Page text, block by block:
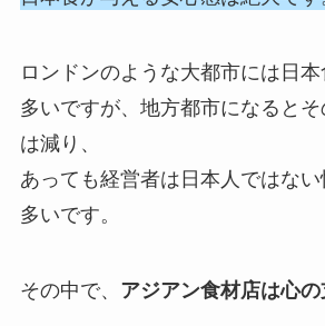
ロンドンのような大都市には日
多いですが、地方都市になると
は減り、
あっても経営者は日本人ではな
多いです。
その中で、 アジアン食材店は心の